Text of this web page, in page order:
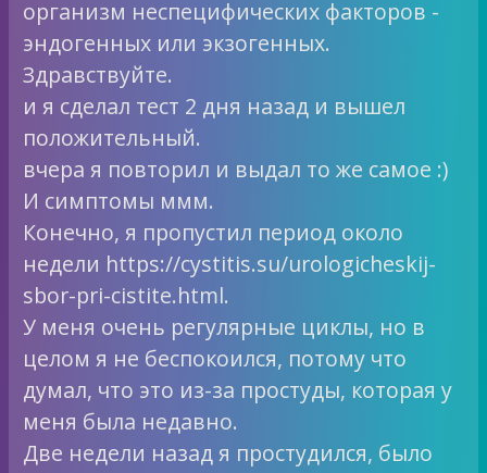
организм неспецифических факторов -
эндогенных или экзогенных.
Здравствуйте.
и я сделал тест 2 дня назад и вышел
положительный.
вчера я повторил и выдал то же самое :)
И симптомы ммм.
Конечно, я пропустил период около
недели https://cystitis.su/urologicheskij-
sbor-pri-cistite.html.
У меня очень регулярные циклы, но в
целом я не беспокоился, потому что
думал, что это из-за простуды, которая у
меня была недавно.
Две недели назад я простудился, было